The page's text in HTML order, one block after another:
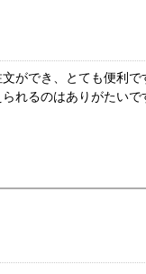
ができ、とても便利で
れるのはありがたいで